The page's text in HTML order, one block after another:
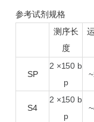
参考试剂规格
测序长
度
SP
2 ×150 b
p
S4
2 ×150 b
p